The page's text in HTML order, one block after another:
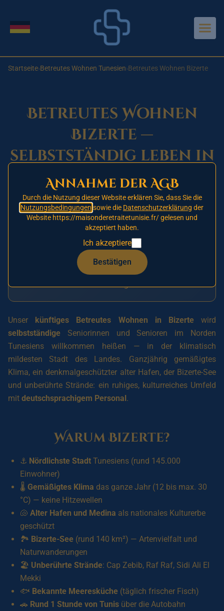
Sprache wechseln
Startseite›Betreutes Wohnen Tunesien›Betreutes Wohnen Bizerte
Betreutes Wohnen
Bizerte —
selbstständig leben in
Nordtunesien
🚧In Planung — Eröffnung 2026
Diese Einrichtung ist noch nicht geöffnet.
Sie sich noch heuteauf unsere Vorrangliste
setzen, um Ihre Wohnung vorzumerken und einen
Vorzugspreis zu erhalten. Alle Preisangaben sind
voraussichtliche Schätzungen.
Unser künftiges Betreutes Wohnen in Bizerte wird
selbstständige Seniorinnen und Senioren im Norden
Tunesiens willkommen heißen — in der klimatisch
mildesten Stadt des Landes. Ganzjährig gemäßigtes
Klima, ein denkmalgeschützter alter Hafen, der Bizerte-See
und unberührte Strände: ein ruhiges, kulturreiches Umfeld
mit deutschsprachigem Personal.
Warum Bizerte?
⚓ Nördlichste Stadt Tunesiens (rund 145.000
Einwohner)
🌡️ Gemäßigtes Klima das ganze Jahr (12 bis max. 30
°C) — keine Hitzewellen
🐚 Alter Hafen und Medina als nationales Kulturerbe
geschützt
🏞️ Bizerte-See (rund 140 km²) — Artenvielfalt und
Naturwanderungen
🏖️ Unberührte Strände: Cap Zebib, Raf Raf, Sidi Ali El
Mekki
🐟 Bekannte Meeresküche (täglich frischer Fisch)
🚗 Rund 1 Stunde von Tunis über die Autobahn
Annahme der AGB
Durch die Nutzung dieser Website erklären Sie, dass Sie die
Nutzungsbedingungensowie die Datenschutzerklärung der
Website https://maisonderetraitetunisie.fr/ gelesen und
akzeptiert haben.
Ich akzeptiere
Bestätigen